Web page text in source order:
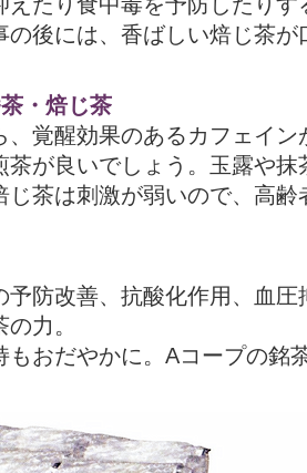
の後には、香ばしい焙じ茶
・焙じ茶
覚醒効果のあるカフェイン
茶が良いでしょう。玉露や
じ茶は刺激が弱いので、高
予防改善、抗酸化作用、血
力。
もおだやかに。Aコープの銘